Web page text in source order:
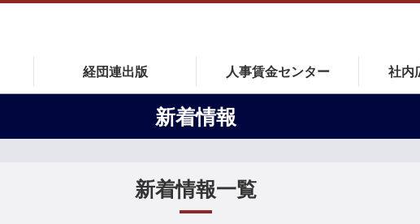
経団連出版 人事賃金センター 社内
新着情報
新着情報一覧